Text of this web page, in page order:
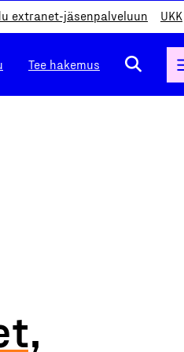
extranet-jäsenpalveluun UKK
Tee hakemus